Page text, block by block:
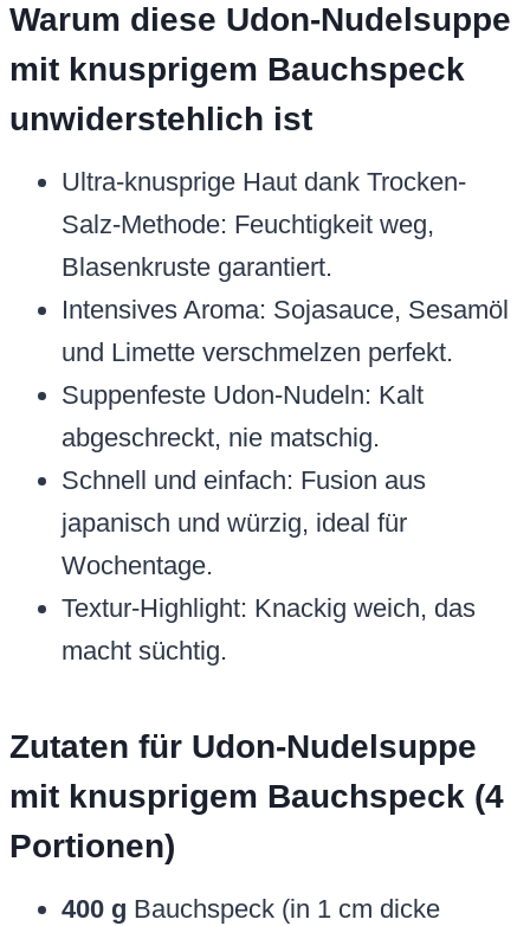
Warum diese Udon-Nudelsuppe
mit knusprigem Bauchspeck
unwiderstehlich ist
Ultra-knusprige Haut dank Trocken-
Salz-Methode: Feuchtigkeit weg,
Blasenkruste garantiert.
Intensives Aroma: Sojasauce, Sesamöl
und Limette verschmelzen perfekt.
Suppenfeste Udon-Nudeln: Kalt
abgeschreckt, nie matschig.
Schnell und einfach: Fusion aus
japanisch und würzig, ideal für
Wochentage.
Textur-Highlight: Knackig weich, das
macht süchtig.
Zutaten für Udon-Nudelsuppe
mit knusprigem Bauchspeck (4
Portionen)
400 g Bauchspeck (in 1 cm dicke